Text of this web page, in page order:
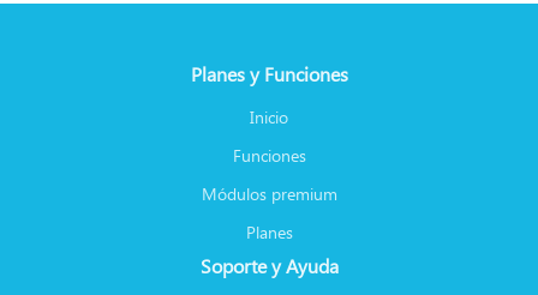
Planes y Funciones
Inicio
Funciones
Módulos premium
Planes
Soporte y Ayuda